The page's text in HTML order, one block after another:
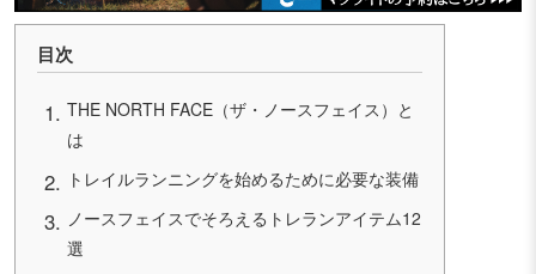
目次
THE NORTH FACE（ザ・ノースフェイス）と
は
トレイルランニングを始めるために必要な装備
ノースフェイスでそろえるトレランアイテム12
選